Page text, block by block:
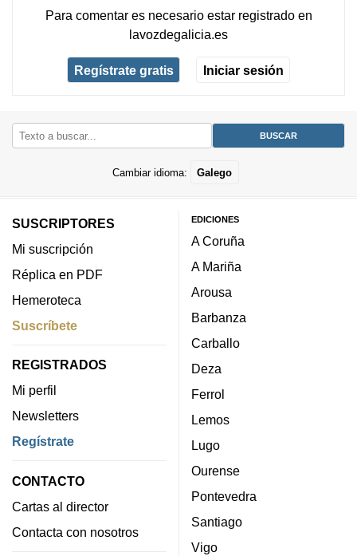
Para comentar es necesario estar registradoen
lavozdegalicia.es
Regístrate gratis Iniciar sesión
Cambiar idioma: Galego
SUSCRIPTORES
Mi suscripción
Réplica en PDF
Hemeroteca
Suscríbete
REGISTRADOS
Mi perfil
Newsletters
Regístrate
CONTACTO
Cartas al director
Contacta con nosotros
EDICIONES
A Coruña
A Mariña
Arousa
Barbanza
Carballo
Deza
Ferrol
Lemos
Lugo
Ourense
Pontevedra
Santiago
Vigo